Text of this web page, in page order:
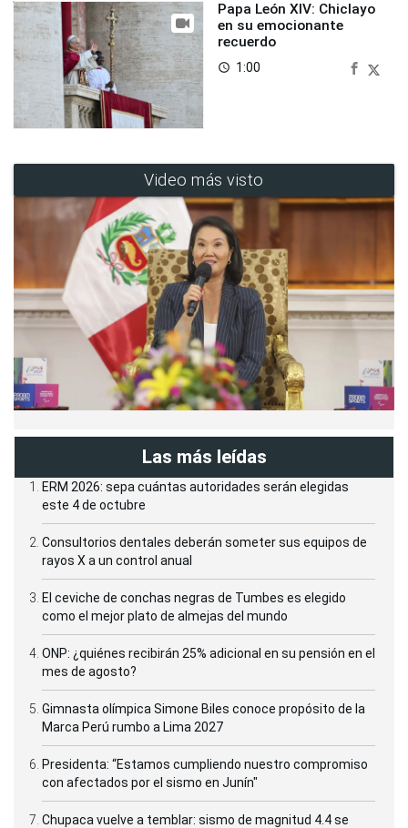
Papa León XIV: Chiclayo
en su emocionante
recuerdo
access_time 1:00
Video más visto
Las más leídas
ERM 2026: sepa cuántas autoridades serán elegidas
este 4 de octubre
Consultorios dentales deberán someter sus equipos de
rayos X a un control anual
El ceviche de conchas negras de Tumbes es elegido
como el mejor plato de almejas del mundo
ONP: ¿quiénes recibirán 25% adicional en su pensión en el
mes de agosto?
Gimnasta olímpica Simone Biles conoce propósito de la
Marca Perú rumbo a Lima 2027
Presidenta: “Estamos cumpliendo nuestro compromiso
con afectados por el sismo en Junín"
Chupaca vuelve a temblar: sismo de magnitud 4.4 se